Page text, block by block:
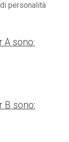
personalità
A sono:
B sono: